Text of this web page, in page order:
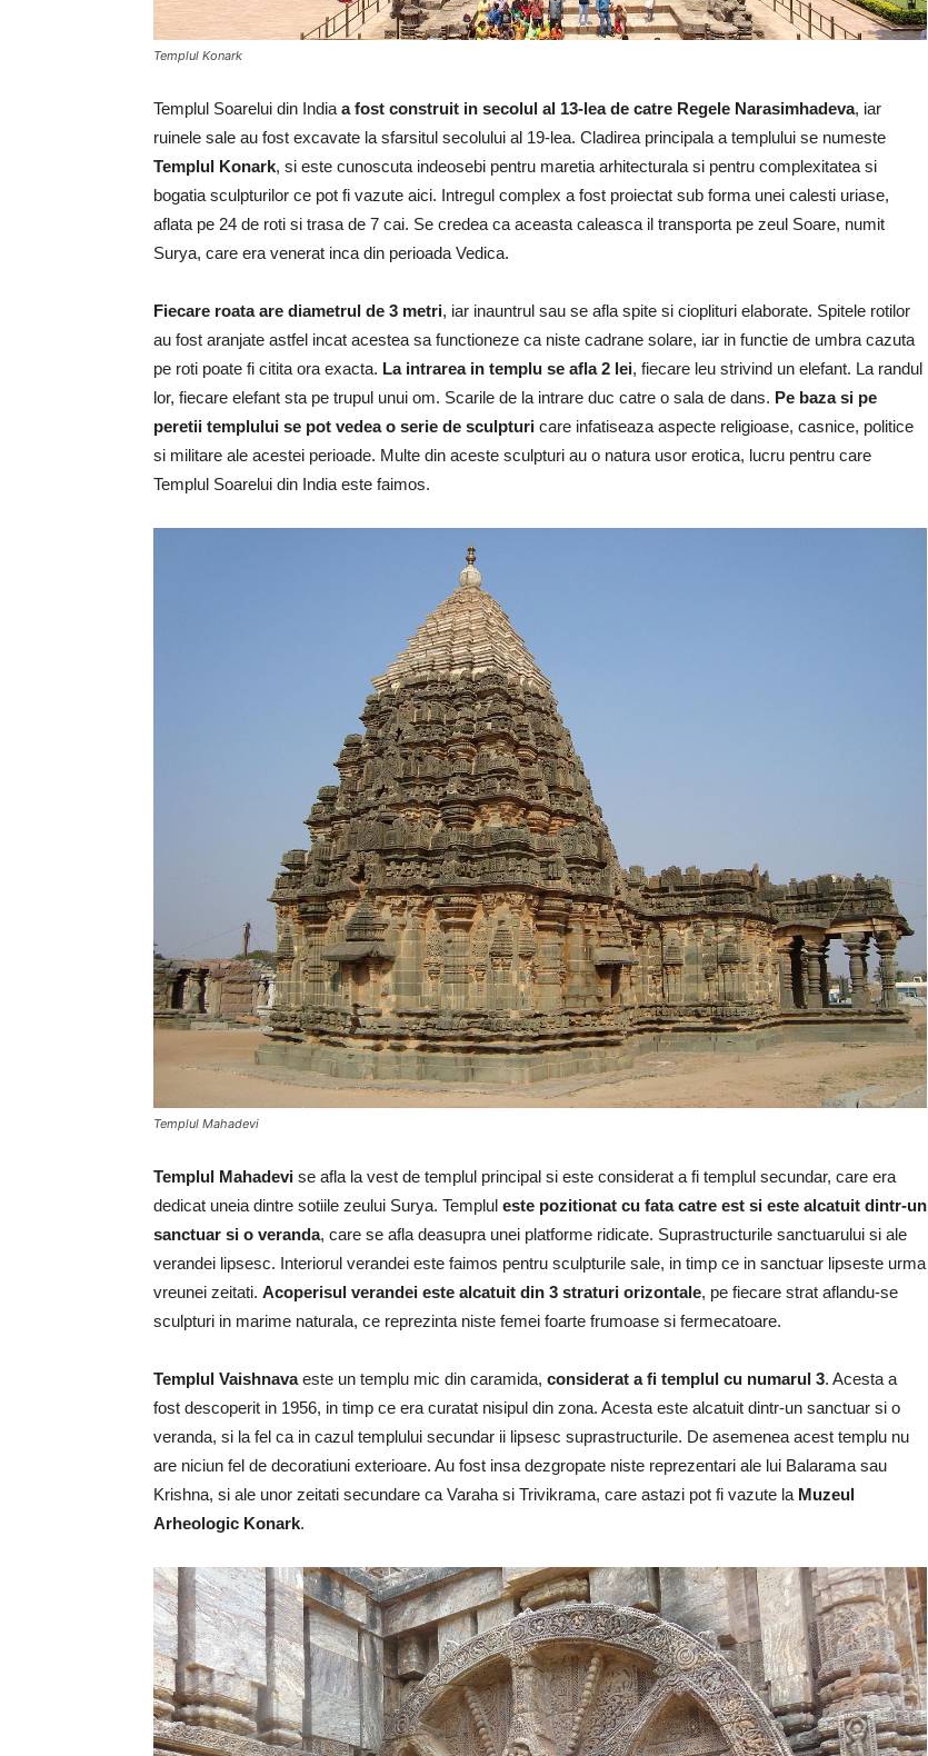
Templul Konark
Templul Soarelui din India a fost construit in secolul al 13-lea de catre Regele Narasimhadeva, iar
ruinele sale au fost excavate la sfarsitul secolului al 19-lea. Cladirea principala a templului se numeste
Templul Konark, si este cunoscuta indeosebi pentru maretia arhitecturala si pentru complexitatea si
bogatia sculpturilor ce pot fi vazute aici. Intregul complex a fost proiectat sub forma unei calesti uriase,
aflata pe 24 de roti si trasa de 7 cai. Se credea ca aceasta caleasca il transporta pe zeul Soare, numit
Surya, care era venerat inca din perioada Vedica.
Fiecare roata are diametrul de 3 metri, iar inauntrul sau se afla spite si cioplituri elaborate. Spitele rotilor
au fost aranjate astfel incat acestea sa functioneze ca niste cadrane solare, iar in functie de umbra cazuta
pe roti poate fi citita ora exacta. La intrarea in templu se afla 2 lei, fiecare leu strivind un elefant. La randul
lor, fiecare elefant sta pe trupul unui om. Scarile de la intrare duc catre o sala de dans. Pe baza si pe
peretii templului se pot vedea o serie de sculpturi care infatiseaza aspecte religioase, casnice, politice
si militare ale acestei perioade. Multe din aceste sculpturi au o natura usor erotica, lucru pentru care
Templul Soarelui din India este faimos.
Templul Mahadevi
Templul Mahadevi se afla la vest de templul principal si este considerat a fi templul secundar, care era
dedicat uneia dintre sotiile zeului Surya. Templul este pozitionat cu fata catre est si este alcatuit dintr-un
sanctuar si o veranda, care se afla deasupra unei platforme ridicate. Suprastructurile sanctuarului si ale
verandei lipsesc. Interiorul verandei este faimos pentru sculpturile sale, in timp ce in sanctuar lipseste urma
vreunei zeitati. Acoperisul verandei este alcatuit din 3 straturi orizontale, pe fiecare strat aflandu-se
sculpturi in marime naturala, ce reprezinta niste femei foarte frumoase si fermecatoare.
Templul Vaishnavaeste un templu mic din caramida, considerat a fi templul cu numarul 3. Acesta a
fost descoperit in 1956, in timp ce era curatat nisipul din zona. Acesta este alcatuit dintr-un sanctuar si o
veranda, si la fel ca in cazul templului secundar ii lipsesc suprastructurile. De asemenea acest templu nu
are niciun fel de decoratiuni exterioare. Au fost insa dezgropate niste reprezentari ale lui Balarama sau
Krishna, si ale unor zeitati secundare ca Varaha si Trivikrama, care astazi pot fi vazute la Muzeul
Arheologic Konark.